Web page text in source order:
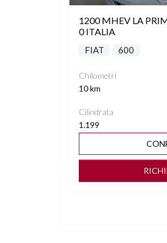
1200 MHEV LA
0 ITALIA
FIAT 600
Chilometri
10 km
Cilindrata
1.199